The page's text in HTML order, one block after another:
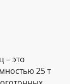
– это
25 т